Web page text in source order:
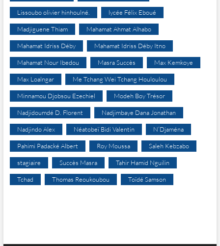
Lissoubo olivier hinhoulné. lycée Félix Eboué
Madjiguene Thiam Mahamat Ahmat Alhabo
Mahamat Idriss Déby Mahamat Idriss Déby Itno
Mahamat Nour Ibedou Masra Succès Max Kemkoye
Max Loalngar Me Tchang Wei Tchang Houloulou
Minnamou Djobsou Ezechiel Modeh Boy Trésor
Nadjidoumdé D. Florent Nadjimbaye Dana Jonathan
Nadjindo Alex Néatobeï Bidi Valentin N’Djaména
Pahimi Padacké Albert Roy Moussa Saleh Kebzabo
stagiaire Succès Masra Tahir Hamid Nguilin
Tchad Thomas Reoukoubou Toïdé Samson